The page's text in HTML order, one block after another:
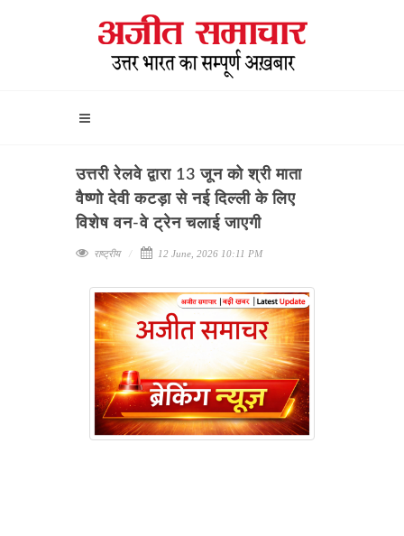
उत्तरी रेलवे द्वारा 13 जून को श्री माता
वैष्णो देवी कटड़ा से नई दिल्ली के लिए
विशेष वन-वे ट्रेन चलाई जाएगी
राष्ट्रीय 12 June, 2026 10:11 PM